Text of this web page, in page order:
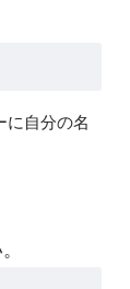
に自分の名